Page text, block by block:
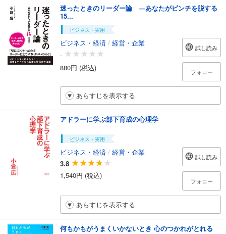
迷ったときのリーダー論 ―あなたがピンチを脱する
15...
ビジネス・実用
ビジネス・経済 / 経営・企業
-
880円 (税込)
試し読み
フォロー
あらすじを表示する
アドラーに学ぶ部下育成の心理学
ビジネス・実用
ビジネス・経済 / 経営・企業
3.8
1,540円 (税込)
試し読み
フォロー
あらすじを表示する
何もかもがうまくいかないとき 心のつかれがとれる